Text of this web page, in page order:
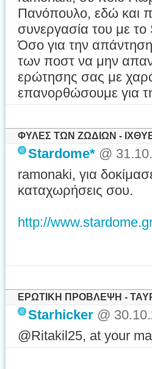
Πανόπουλο, εδώ και
συνεργασία του με
Όσο για την
των ποστ να μην
ερώτησης σας με
επανορθώσουμε για
ΦΥΛΕΣ ΤΩΝ ΖΩΔΙΩΝ -
Stardome* @
ramonaki, για
καταχωρήσεις σου.
http://
ΕΡΩΤΙΚΗ ΠΡΟΒΛΕΨΗ -
Starhicker @
@Ritakil25, at your